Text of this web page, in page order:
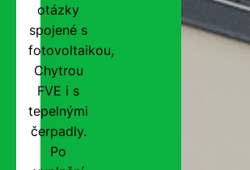
otázky
spojené s
fotovoltaikou,
Chytrou
FVE i s
tepelnými
čerpadly.
Po